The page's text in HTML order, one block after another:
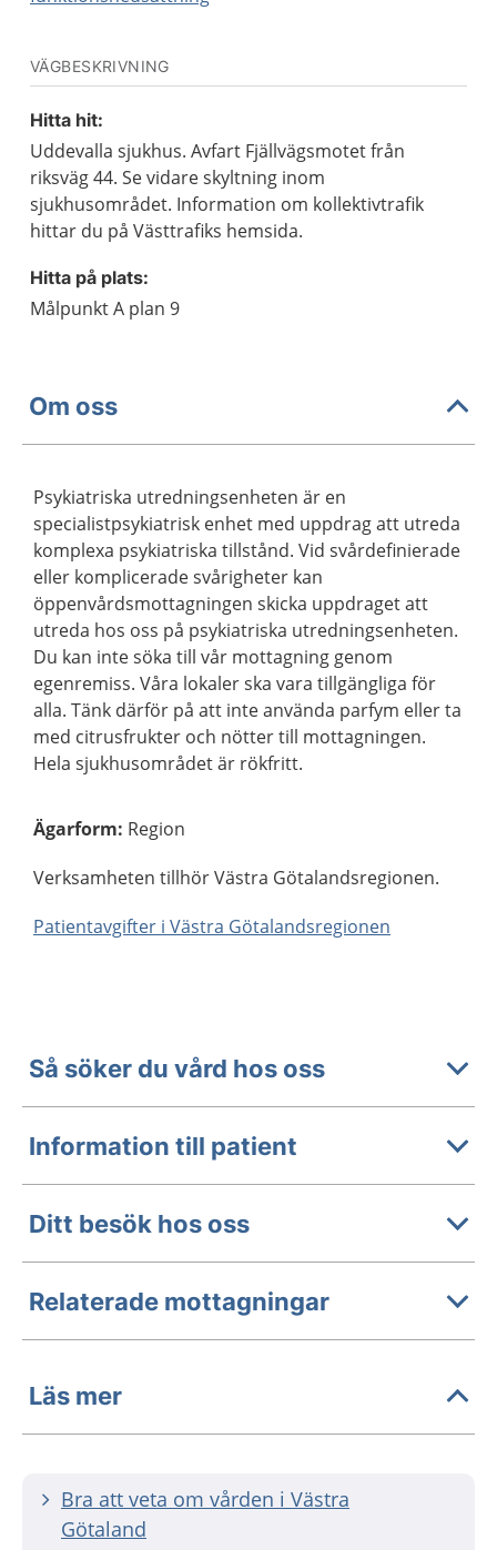
VÄGBESKRIVNING
Hitta hit:
Uddevalla sjukhus. Avfart Fjällvägsmotet från
riksväg 44. Se vidare skyltning inom
sjukhusområdet. Information om kollektivtrafik
hittar du på Västtrafiks hemsida.
Hitta på plats:
Målpunkt A plan 9
Om oss
Psykiatriska utredningsenheten är en
specialistpsykiatrisk enhet med uppdrag att utreda
komplexa psykiatriska tillstånd. Vid svårdefinierade
eller komplicerade svårigheter kan
öppenvårdsmottagningen skicka uppdraget att
utreda hos oss på psykiatriska utredningsenheten.
Du kan inte söka till vår mottagning genom
egenremiss. Våra lokaler ska vara tillgängliga för
alla. Tänk därför på att inte använda parfym eller ta
med citrusfrukter och nötter till mottagningen.
Hela sjukhusområdet är rökfritt.
Ägarform: Region
Verksamheten tillhör Västra Götalandsregionen.
Patientavgifter i Västra Götalandsregionen
Så söker du vård hos oss
Information till patient
Ditt besök hos oss
Relaterade mottagningar
Läs mer
Bra att veta om vården i Västra
Götaland